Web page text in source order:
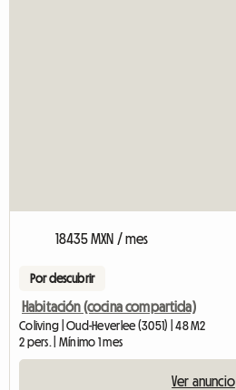
18435 MXN / mes
Por descubrir
Habitación (cocina compartida)
Coliving | Oud-Heverlee (3051) | 48 M2
2 pers. | Mínimo 1 mes
Ver anuncio